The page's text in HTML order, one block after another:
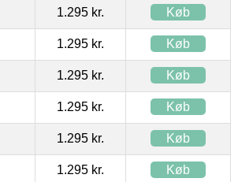
1.295 kr. Køb
1.295 kr. Køb
1.295 kr. Køb
1.295 kr. Køb
1.295 kr. Køb
1.295 kr. Køb